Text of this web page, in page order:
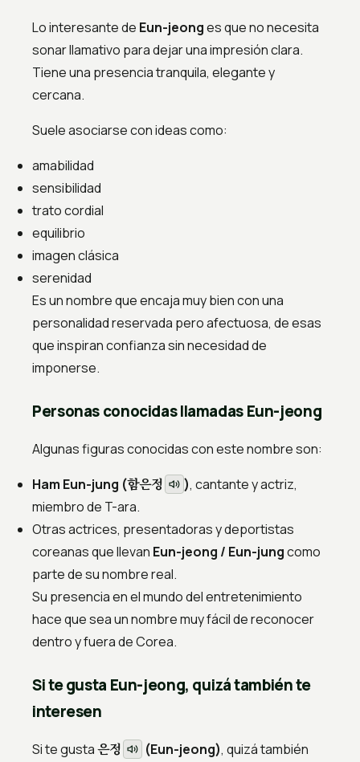
Lo interesante de Eun-jeonges que no necesita
sonar llamativo para dejar una impresión clara.
Tiene una presencia tranquila, elegante y
cercana.
Suele asociarse con ideas como:
amabilidad
sensibilidad
trato cordial
equilibrio
imagen clásica
serenidad
Es un nombre que encaja muy bien con una
personalidad reservada pero afectuosa, de esas
que inspiran confianza sin necesidad de
imponerse.
Personas conocidas llamadas Eun-jeong
Algunas figuras conocidas con este nombre son:
Ham Eun-jung (함은정 ), cantante y actriz,
miembro de T-ara.
Otras actrices, presentadoras y deportistas
coreanas que llevan Eun-jeong / Eun-jungcomo
parte de su nombre real.
Su presencia en el mundo del entretenimiento
hace que sea un nombre muy fácil de reconocer
dentro y fuera de Corea.
Si te gusta Eun-jeong, quizá también te
interesen
Si te gusta은정 (Eun-jeong), quizá también